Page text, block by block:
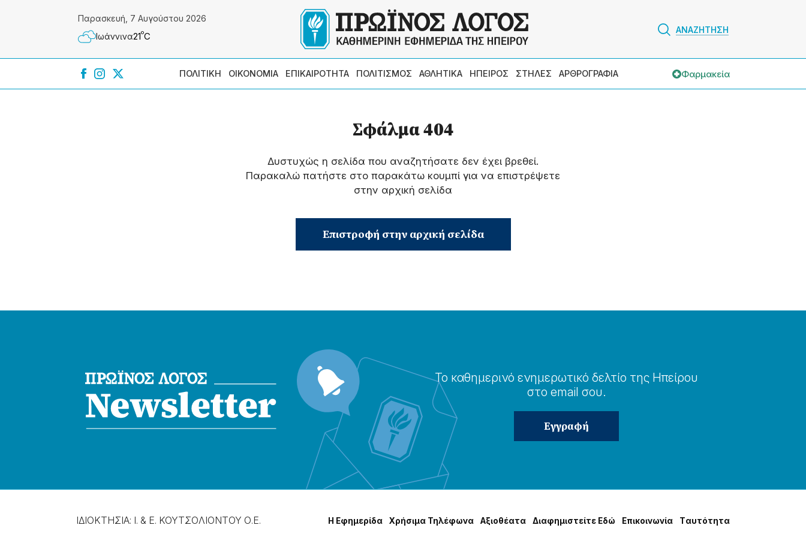
Παρασκευή, 7 Αυγούστου 2026
Ιωάννɩνα21ºC
ΑΝΑΖΗΤΗΣΗ
ΠΟΛΙΤΙΚΗ ΟΙΚΟΝΟΜΙΑ ΕΠΙΚΑΙΡΟΤΗΤΑ ΠΟΛΙΤΙΣΜΟΣ ΑΘΛΗΤΙΚΑ ΗΠΕΙΡΟΣ ΣΤΗΛΕΣ ΑΡΘΡΟΓΡΑΦΙΑ Φαρμακεία
Σφάλμα 404
Δυστυχώς η σελίδα που αναζητήσατε δεν έχει βρεθεί.
Παρακαλώ πατήστε στο παρακάτω κουμπί για να επιστρέψετε
στην αρχική σελίδα
Επιστροφή στην αρχική σελίδα
Το καθημερɩνό ενημερωτɩκό δελτίο της Ηπείρου
στο email σου.
ΙΔΙΟΚΤΗΣΙΑ: Ι. & Ε. ΚΟΥΤΣΟΛΙΟΝΤΟΥ Ο.Ε. Η Εφημερίδα Χρήσɩμα Τηλέφωνα Αξɩοθέατα Δɩαφημɩστείτε Εδώ Επɩκοɩνωνία Tαυτότητα